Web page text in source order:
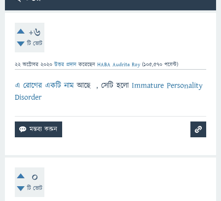
+6
টি ভোট
22 অক্টোবর 2020 উত্তর প্রদান করেছেন HABA Audrita Roy (105,570 পয়েন্ট)
এ রোগের একটি নাম আছে , সেটি হলো Immature Personality
Disorder
0
টি ভোট